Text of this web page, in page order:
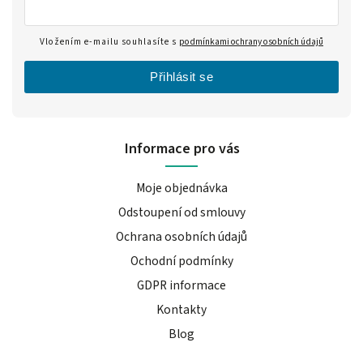
Informace pro vás
Moje objednávka
Odstoupení od smlouvy
Ochrana osobních údajů
Ochodní podmínky
GDPR informace
Kontakty
Blog
Vložením e-mailu souhlasíte s podmínkami ochrany osobních údajů
Přihlásit se